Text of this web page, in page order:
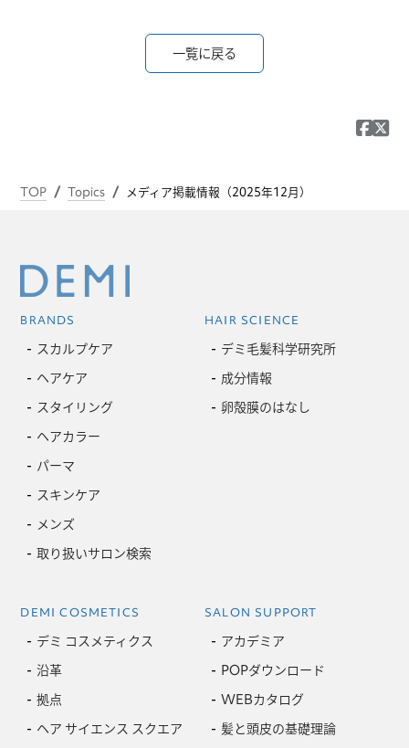
一覧に戻る
TOP Topics メディア掲載情報（2025年12月）
BRANDS
スカルプケア
ヘアケア
スタイリング
ヘアカラー
パーマ
スキンケア
メンズ
取り扱いサロン検索
HAIR SCIENCE
デミ毛髪科学研究所
成分情報
卵殻膜のはなし
DEMI COSMETICS
デミ コスメティクス
沿革
拠点
ヘア サイエンス スクエア
SALON SUPPORT
アカデミア
POPダウンロード
WEBカタログ
髪と頭皮の基礎理論